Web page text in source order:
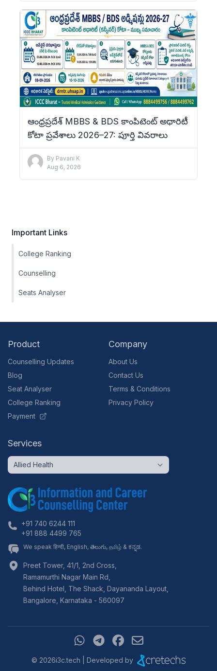
ఆంధ్రప్రదేశ్ MBBS & BDS కాంపిటెంట్ అథారిటీ
కోటా ప్రవేశాలు 2026–27: పూర్తి వివరాలు
By Pavani K
Aug 6, 2026
Important Links
College Ranking
Counselling
Seats Analyser
Product
Counselling Updates
Blog
Seat Analyser
College Ranking
Payment
Company
About Us
Contact Us
Terms & Conditions
Privacy Policy
Services
+91 740 6244 111
+91 888 4499 765
We speak हिन्दी, English, తెలుగు, தமிழ் & ಕನ್ನಡ.
Preet Tower, 41/1, 2nd Cross,
Ramamurthi Nagar Main Rd,
Behind Hotel, The Shack, Dayananda Layout,
Bangalore Karnataka - 560097
© 2026i3c.tech | Developed by